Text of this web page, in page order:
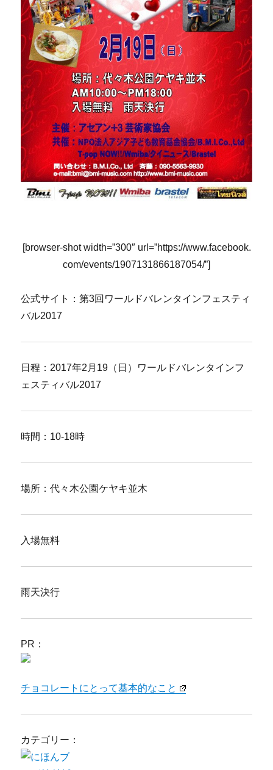
[browser-shot width=”300″ url=”https://www.facebook.
com/events/1907131866187054/”]
公式サイト：第3回ワールドバレンタインフェスティ
バル2017
日程：2017年2月19（日）ワールドバレンタインフ
ェスティバル2017
時間：10-18時
場所：代々木公園ケヤキ並木
入場無料
雨天決行
PR：
チョコレートにとって基本的なこと
カテゴリー：